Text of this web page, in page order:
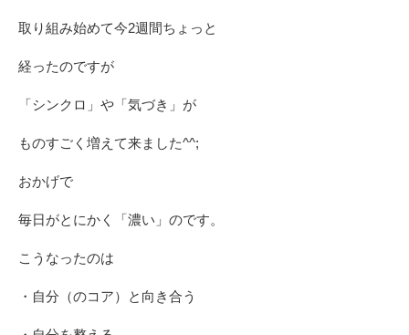
取り組み始めて今2週間ちょっと
経ったのですが
「シンクロ」や「気づき」が
ものすごく増えて来ました^^;
おかげで
毎日がとにかく「濃い」のです。
こうなったのは
・自分（のコア）と向き合う